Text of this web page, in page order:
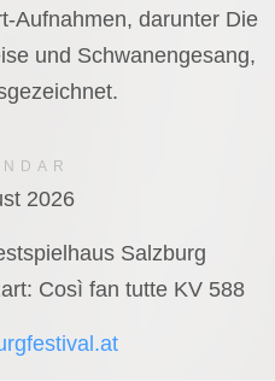
Aufnahmen, darunter Die
und Schwanengesang,
2026
Salzburg
Così fan tutte KV 588